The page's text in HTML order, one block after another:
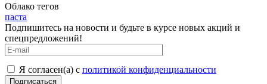
Облако тегов
паста
Подпишитесь на новости и будьте в курсе новых акций и
спецпредложений!
Я согласен(а) с политикой конфиденциальности